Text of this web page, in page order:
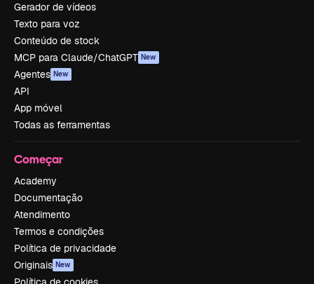
Gerador de vídeos
Texto para voz
Conteúdo de stock
MCP para Claude/ChatGPT New
Agentes New
API
App móvel
Todas as ferramentas
Começar
Academy
Documentação
Atendimento
Termos e condições
Política de privacidade
Originais New